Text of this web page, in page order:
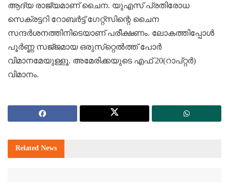
ആദ്യ രാജ്യമാണ്‌ ചൈന. യുഎസ്‌ പ്രതിരോധ
സെക്രട്ടറി റോബര്‍ട്ട്‌ ഗേറ്റ്‌സിന്റെ ചൈന
സന്ദര്‍ശനത്തിനിടെയാണ്‌ പരീക്ഷണം. ലോകത്തിപ്പോള്‍
പൂര്‍ണ്ണ സജ്‌ജമായ ഒരുസ്‌റ്റെല്‍ത്ത്‌ പോര്‍
വിമാനമേയുള്ളൂ. അമേരിക്കയുടെ എഫ്‌ 20(റാപ്‌റ്റര്‍)
വിമാനം.
Related News